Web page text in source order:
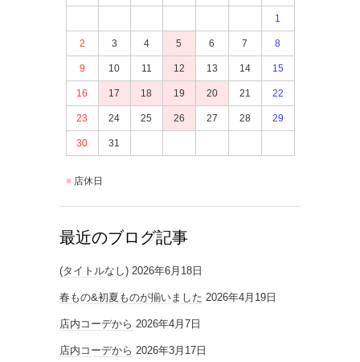
1
2 3 4 5 6 7 8
9 10 11 12 13 14 15
16 17 18 19 20 21 22
23 24 25 26 27 28 29
30 31
店休日
最近のブログ記事
(タイトルなし) 2026年6月18日
春もの&初夏ものが揃いました 2026年4月19日
店内コーデから 2026年4月7日
店内コーデから 2026年3月17日